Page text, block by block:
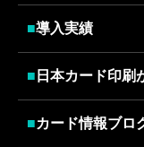
■導入実績
■ 日本カード印刷
■カード情報ブロ